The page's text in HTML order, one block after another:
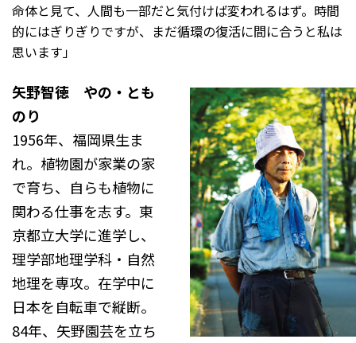
命体と見て、人間も一部だと気付けば変われるはず。時間
的にはぎりぎりですが、まだ循環の復活に間に合うと私は
思います」
矢野智徳 やの・とも
のり
1956年、福岡県生ま
れ。植物園が家業の家
で育ち、自らも植物に
関わる仕事を志す。東
京都立大学に進学し、
理学部地理学科・自然
地理を専攻。在学中に
日本を自転車で縦断。
84年、矢野園芸を立ち